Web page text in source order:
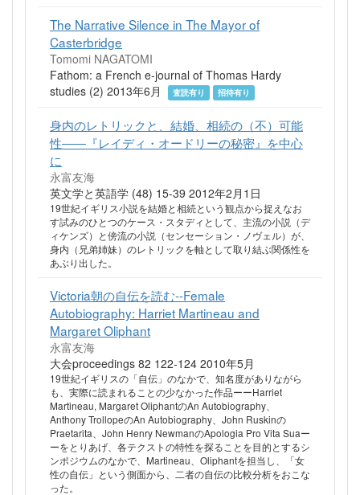
The Narrative Silence in The Mayor of
Casterbridge
Tomomi NAGATOMI
Fathom: a French e-journal of Thomas Hardy
studies (2) 2013年6月
査読有り 招待有り
身内のレトリックと、結婚、相続の（不）可能
性――『レイディ・オードリーの秘密』を中心
に
永富友海
英文学と英語学 (48) 15-39 2012年2月1日
19世紀イギリス小説を結婚と相続という観点から捉えなお
す試みのひとつのケース・スタディとして、主流の小説（デ
ィケンズ）と傍流の小説（センセーション・ノヴェル）が、
身内（兄弟姉妹）のレトリックを軸として取り結ぶ関係性を
あぶり出した。
Victoria朝の自伝を読む--Female
Autobiography: Harriet Martineau and
Margaret Oliphant
永富友海
大会proceedings 82 122-124 2010年5月
19世紀イギリスの「自伝」のなかで、知名度がありながら
も、実際に読まれることの少なかった作品ーーHarriet
Martineau, Margaret OliphantのAn Autobiography、
Anthony TrollopeのAn Autobiography、John Ruskinの
Praetarita、John Henry NewmanのApologia Pro Vita Suaー
ーをとりあげ、各テクストの特性を探ることを目的とするシ
ンポジウムのなかで、Martineau、Oliphantを担当し、「女
性の自伝」という側面から、二者の自伝の比較分析をおこな
った。